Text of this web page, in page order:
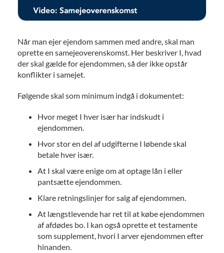
Når man ejer ejendom sammen med andre, skal man
oprette en samejeoverenskomst. Her beskriver I, hvad
der skal gælde for ejendommen, så der ikke opstår
konflikter i samejet.
Følgende skal som minimum indgå i dokumentet:
Hvor meget I hver især har indskudt i
ejendommen.
Hvor stor en del af udgifterne I løbende skal
betale hver især.
At I skal være enige om at optage lån i eller
pantsætte ejendommen.
Klare retningslinjer for salg af ejendommen.
At længstlevende har ret til at købe ejendommen
af afdødes bo. I kan også oprette et testamente
som supplement, hvori I arver ejendommen efter
hinanden.